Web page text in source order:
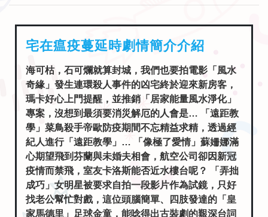
宅在瘟疫蔓延時劇情簡介介紹
海可枯，石可爛就算封城，我們也要拍電影「風水
奇緣」發生連環殺人事件的凶宅終於迎來新房客，
瑪卡好心上門提醒，並推銷「居家能量風水淨化」
專案，沒想到最須要消災解厄的人會是… 「遠距教
學」菜鳥殺手帝歐防疫期間不忘精益求精，透過經
紀人進行「遠距教學」… 「像極了愛情」蘇姍娜滿
心期望飛到芬蘭與未婚夫相會，航空公司卻因新冠
疫情而禁飛，室友卡洛斯能否近水樓台呢？ 「弄拙
成巧」女明星被要求自拍一段影片作為試鏡，只好
找老公幫忙對戲，這位頭腦簡單、四肢發達的「皇
家馬德里」足球金童，能唸得出古裝劇的艱深台詞